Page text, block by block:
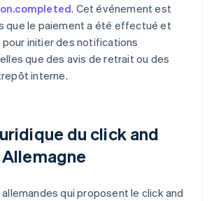
. Cet événement est
que le paiement a été effectué et
initier des notifications
que des avis de retrait ou des
interne.
du click and
qui proposent le click and